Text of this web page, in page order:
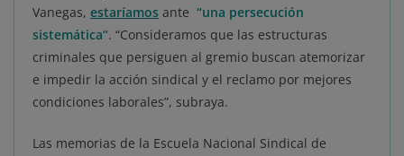
Vanegas, estaríamos ante “una persecución
sistemática“. “Consideramos que las estructuras
criminales que persiguen al gremio buscan atemorizar
e impedir la acción sindical y el reclamo por mejores
condiciones laborales”, subraya.
Las memorias de la Escuela Nacional Sindical de